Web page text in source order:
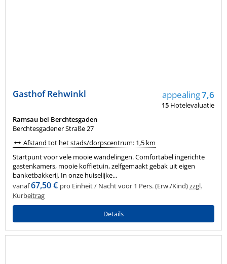
Gasthof Rehwinkl appealing7,6
15 Hotelevaluatie
Ramsau bei Berchtesgaden
Berchtesgadener Straße 27
Afstand tot het stads/dorpscentrum: 1,5 km
Startpunt voor vele mooie wandelingen. Comfortabel ingerichte
gastenkamers, mooie koffietuin, zelfgemaakt gebak uit eigen
banketbakkerij. In onze huiselijke...
vanaf67,50 € pro Einheit / Nacht voor 1 Pers. (Erw./Kind)zzgl.
Kurbeitrag
Details